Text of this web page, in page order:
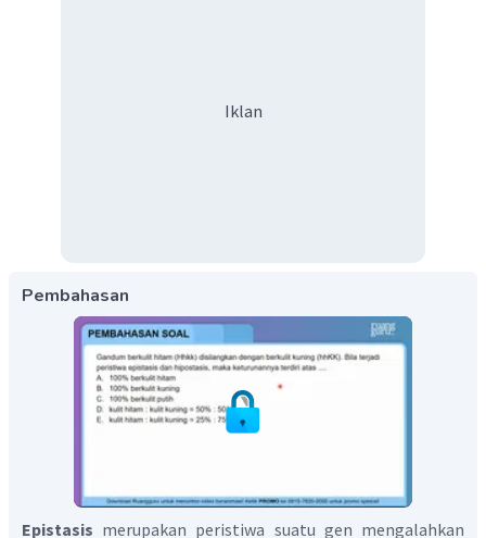
Iklan
Pembahasan
Epistasis merupakan peristiwa suatu gen mengalahkan